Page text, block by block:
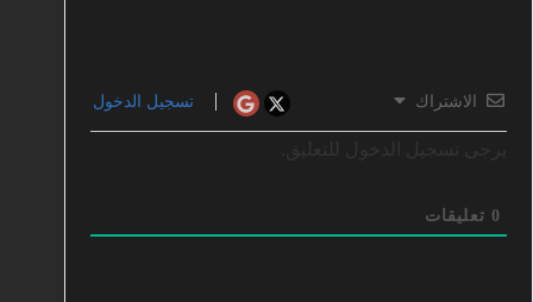
الاشتراك تسجيل الدخول
0 تعليقات